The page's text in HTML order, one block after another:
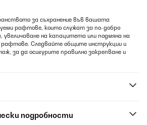
за съхранение във вашата
рафтове, които служат за по-добро
увеличаване на капацитета или подмяна на
рафтове. Следвайте общите инструкции и
за да осигурите правилно закрепване и
подробности